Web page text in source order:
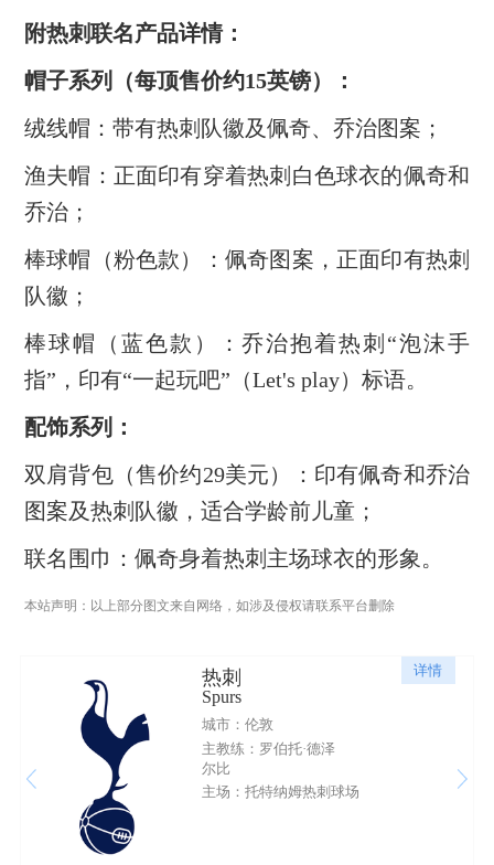
附热刺联名产品详情：
帽子系列（每顶售价约15英镑）：
绒线帽：带有热刺队徽及佩奇、乔治图案；
渔夫帽：正面印有穿着热刺白色球衣的佩奇和
乔治；
棒球帽（粉色款）：佩奇图案，正面印有热刺
队徽；
棒球帽（蓝色款）：乔治抱着热刺“泡沫手
指”，印有“一起玩吧”（Let's play）标语。
配饰系列：
双肩背包（售价约29美元）：印有佩奇和乔治
图案及热刺队徽，适合学龄前儿童；
联名围巾：佩奇身着热刺主场球衣的形象。
本站声明：以上部分图文来自网络，如涉及侵权请联系平台删除
详情
热刺
Spurs
城市：伦敦
主教练：罗伯托·德泽
尔比
主场：托特纳姆热刺球场